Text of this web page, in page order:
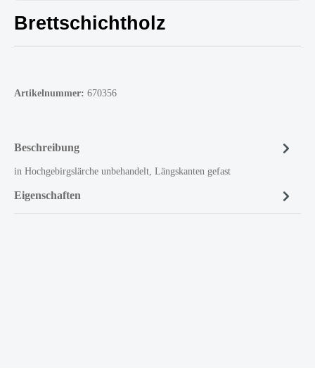
Brettschichtholz
Artikelnummer: 670356
Beschreibung
in Hochgebirgslärche unbehandelt, Längskanten gefast
Eigenschaften